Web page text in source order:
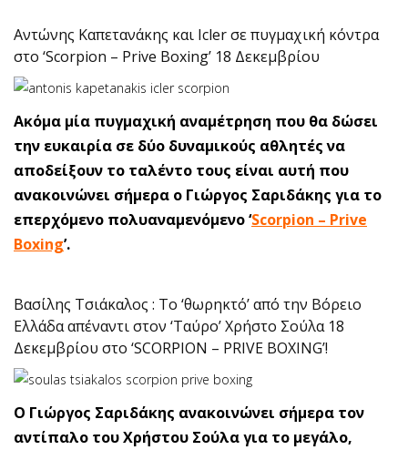
Αντώνης Καπετανάκης και Icler σε πυγμαχική κόντρα
στο ‘Scorpion – Prive Boxing’ 18 Δεκεμβρίου
Ακόμα μία πυγμαχική αναμέτρηση που θα δώσει
την ευκαιρία σε δύο δυναμικούς αθλητές να
αποδείξουν το ταλέντο τους είναι αυτή που
ανακοινώνει σήμερα ο Γιώργος Σαριδάκης για το
επερχόμενο πολυαναμενόμενο ‘Scorpion – Prive
Boxing’.
Βασίλης Τσιάκαλος : Το ‘θωρηκτό’ από την Βόρειο
Ελλάδα απέναντι στον ‘Ταύρο’ Χρήστο Σούλα 18
Δεκεμβρίου στο ‘SCORPION – PRIVE BOXING’!
Ο Γιώργος Σαριδάκης ανακοινώνει σήμερα τον
αντίπαλο του Χρήστου Σούλα για το μεγάλο,